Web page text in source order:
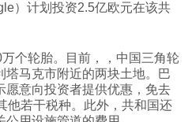
）计划投资2.5亿欧元在该共
个轮胎。目前，，中国三角轮
塔马克市附近的两块土地。巴
愿意向投资者提供优惠，免去
他若干税种。此外，共和国还